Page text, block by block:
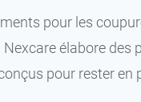
pour les
élabore
pour rester